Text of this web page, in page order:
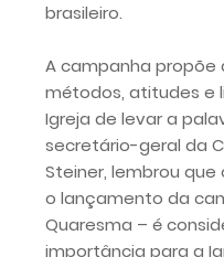
brasileiro.
A campanha propõe
métodos, atitudes e
Igreja de levar a
secretário-geral da
Steiner, lembrou
o lançamento da
Quaresma – é
importância para a